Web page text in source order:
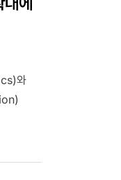
와